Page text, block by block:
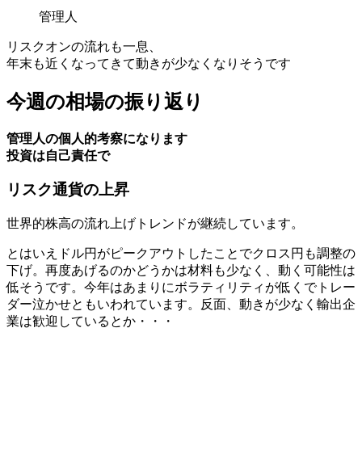
管理人
リスクオンの流れも一息、
年末も近くなってきて動きが少なくなりそうです
今週の相場の振り返り
管理人の個人的考察になります
投資は自己責任で
リスク通貨の上昇
世界的株高の流れ上げトレンドが継続しています。
とはいえドル円がピークアウトしたことでクロス円も調整の
下げ。再度あげるのかどうかは材料も少なく、動く可能性は
低そうです。今年はあまりにボラティリティが低くでトレー
ダー泣かせともいわれています。反面、動きが少なく輸出企
業は歓迎しているとか・・・